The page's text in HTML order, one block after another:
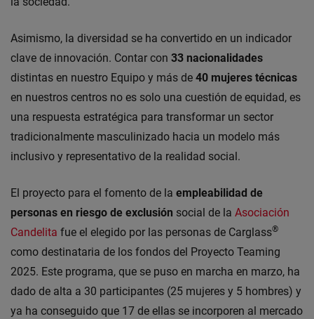
Asimismo, la diversidad se ha convertido en un indicador
clave de innovación. Contar con 33 nacionalidades
distintas en nuestro Equipo y más de 40 mujeres técnicas
en nuestros centros no es solo una cuestión de equidad, es
una respuesta estratégica para transformar un sector
tradicionalmente masculinizado hacia un modelo más
inclusivo y representativo de la realidad social.
El proyecto para el fomento de la empleabilidad de
personas en riesgo de exclusión social de la Asociación
Candelita fue el elegido por las personas de Carglass®
como destinataria de los fondos del Proyecto Teaming
2025. Este programa, que se puso en marcha en marzo, ha
dado de alta a 30 participantes (25 mujeres y 5 hombres) y
ya ha conseguido que 17 de ellas se incorporen al mercado